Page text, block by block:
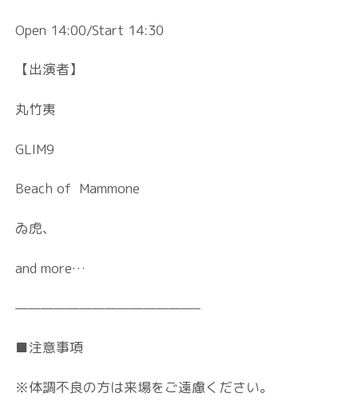
Open 14:00/Start 14:30
【出演者】
丸竹夷
GLIM9
Beach of Mammone
ゐ虎、
and more…
——————————————–
■注意事項
※体調不良の方は来場をご遠慮ください。